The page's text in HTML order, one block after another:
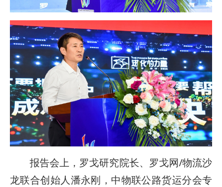
报告会上，罗戈研究院长、罗戈网/物流沙
龙联合创始人潘永刚，中物联公路货运分会专